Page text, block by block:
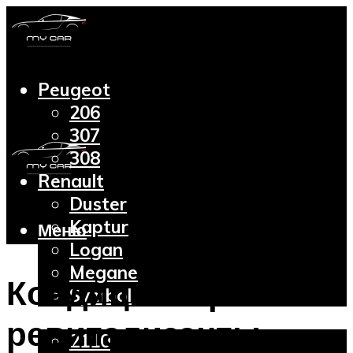
Peugeot
206
307
308
Renault
Duster
Kaptur
Logan
Megane
Symbol
Lada
2110
Меню
Кондиционеры и
ревитализанты